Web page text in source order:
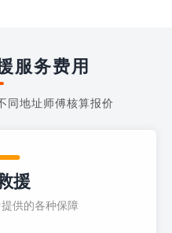
服务费用
同地址师傅核算报价
援
供的各种保障